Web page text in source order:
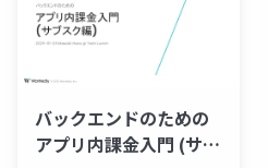
バックエンドのための
アプリ内課金入門 (サブ